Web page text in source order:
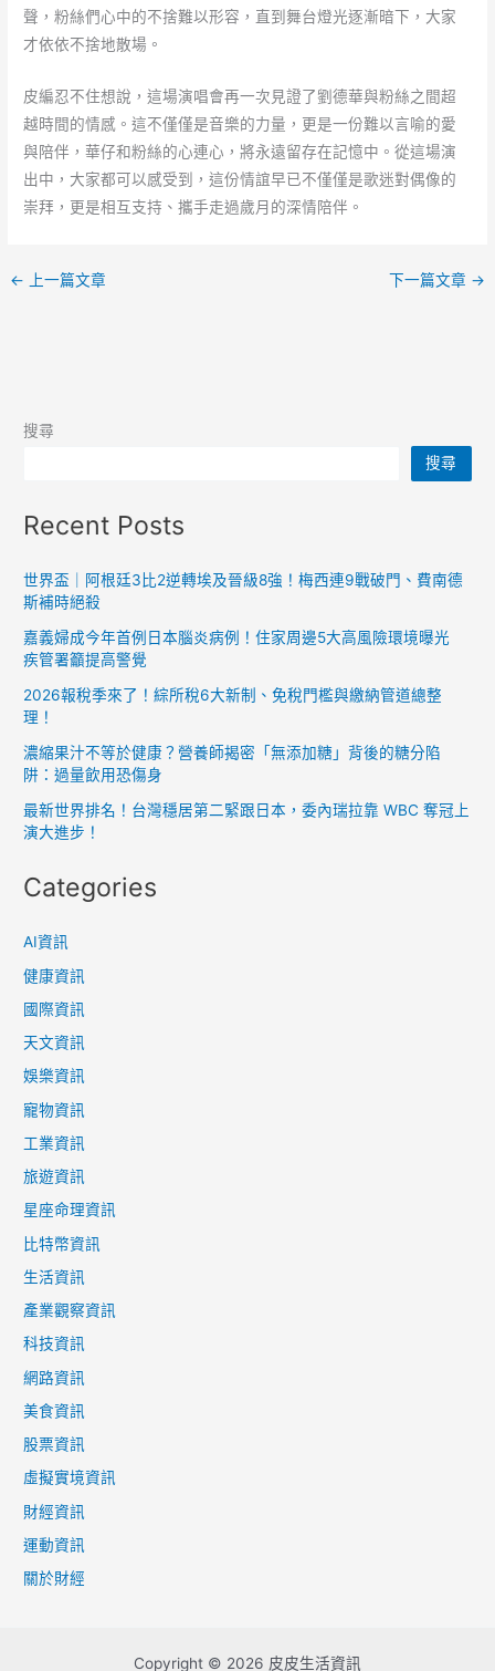
聲，粉絲們心中的不捨難以形容，直到舞台燈光逐漸暗下，大家
才依依不捨地散場。
皮編忍不住想說，這場演唱會再一次見證了劉德華與粉絲之間超
越時間的情感。這不僅僅是音樂的力量，更是一份難以言喻的愛
與陪伴，華仔和粉絲的心連心，將永遠留存在記憶中。從這場演
出中，大家都可以感受到，這份情誼早已不僅僅是歌迷對偶像的
崇拜，更是相互支持、攜手走過歲月的深情陪伴。
← 上一篇文章 下一篇文章 →
搜尋
搜尋
Recent Posts
世界盃｜阿根廷3比2逆轉埃及晉級8強！梅西連9戰破門、費南德
斯補時絕殺
嘉義婦成今年首例日本腦炎病例！住家周邊5大高風險環境曝光
疾管署籲提高警覺
2026報稅季來了！綜所稅6大新制、免稅門檻與繳納管道總整
理！
濃縮果汁不等於健康？營養師揭密「無添加糖」背後的糖分陷
阱：過量飲用恐傷身
最新世界排名！台灣穩居第二緊跟日本，委內瑞拉靠 WBC 奪冠上
演大進步！
Categories
AI資訊
健康資訊
國際資訊
天文資訊
娛樂資訊
寵物資訊
工業資訊
旅遊資訊
星座命理資訊
比特幣資訊
生活資訊
產業觀察資訊
科技資訊
網路資訊
美食資訊
股票資訊
虛擬實境資訊
財經資訊
運動資訊
關於財經
Copyright © 2026 皮皮生活資訊